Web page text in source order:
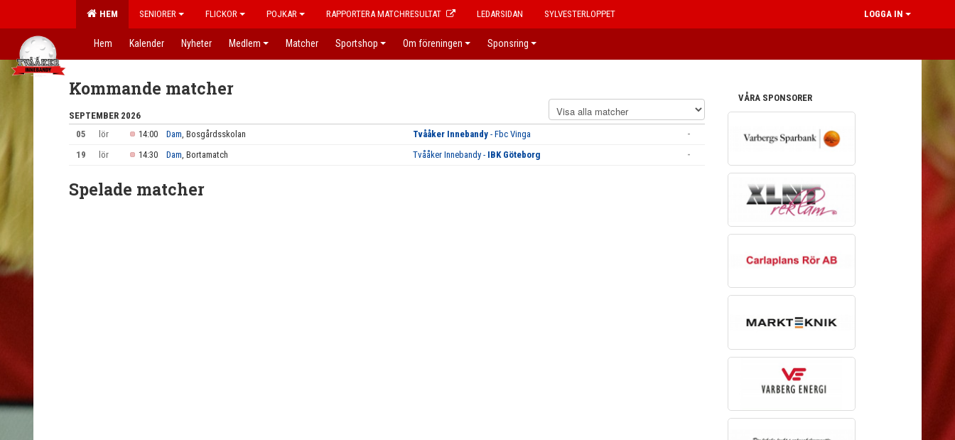
HEM SENIORER FLICKOR POJKAR RAPPORTERA MATCHRESULTAT LEDARSIDAN SYLVESTERLOPPET LOGGA IN
Hem Kalender Nyheter Medlem Matcher Sportshop Om föreningen Sponsring
Kommande matcher
SEPTEMBER 2026
05
lör 14:00 Dam, Bosgårdsskolan Tvååker Innebandy - Fbc Vinga
-
19
lör 14:30 Dam, Bortamatch Tvååker Innebandy - IBK Göteborg -
Spelade matcher
VÅRA SPONSORER